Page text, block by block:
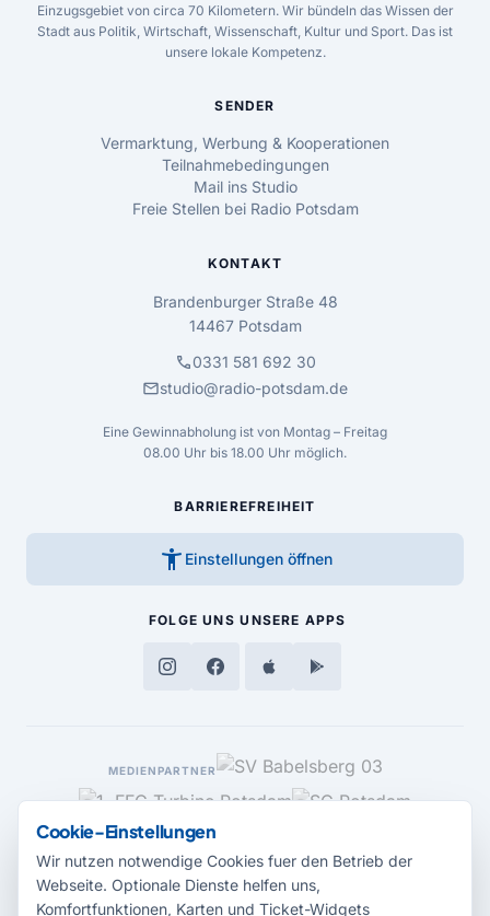
Einzugsgebiet von circa 70 Kilometern. Wir bündeln das Wissen der
Stadt aus Politik, Wirtschaft, Wissenschaft, Kultur und Sport. Das ist
unsere lokale Kompetenz.
SENDER
Vermarktung, Werbung & Kooperationen
Teilnahmebedingungen
Mail ins Studio
Freie Stellen bei Radio Potsdam
KONTAKT
Brandenburger Straße 48
14467 Potsdam
call0331 581 692 30
mailstudio@radio-potsdam.de
Eine Gewinnabholung ist von Montag – Freitag
08.00 Uhr bis 18.00 Uhr möglich.
BARRIEREFREIHEIT
accessibility_new Einstellungen öffnen
FOLGE UNS UNSERE APPS
MEDIENPARTNER
Cookie-Einstellungen
Wir nutzen notwendige Cookies fuer den Betrieb der
Webseite. Optionale Dienste helfen uns,
Komfortfunktionen, Karten und Ticket-Widgets